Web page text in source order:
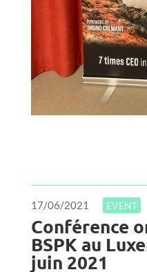
17/06/2021 EVENT
Conférence
BSPK au
juin 2021